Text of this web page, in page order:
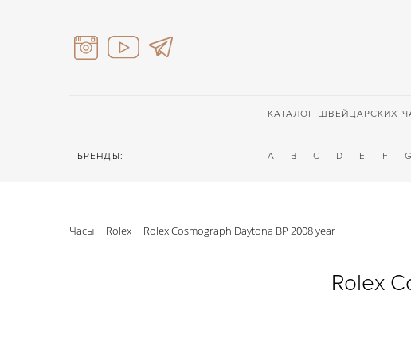
КАТАЛОГ ШВЕЙЦАРСКИХ
БРЕНДЫ: A B C D E F G
Часы Rolex Rolex Cosmograph Daytona BP 2008 year
Rolex